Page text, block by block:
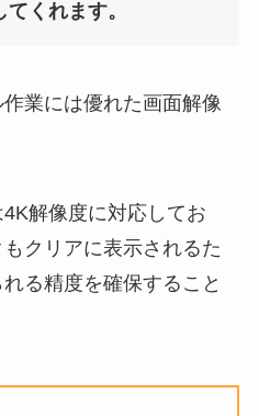
くれます。
業には優れた画面解像
解像度に対応してお
クリアに表示されるた
る精度を確保すること